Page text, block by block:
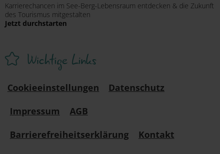
Karrierechancen im See-Berg-Lebensraum entdecken & die Zukunft
des Tourismus mitgestalten
Jetzt durchstarten
Wichtige Links
Cookieeinstellungen
Datenschutz
Impressum
AGB
Barrierefreiheitserklärung
Kontakt